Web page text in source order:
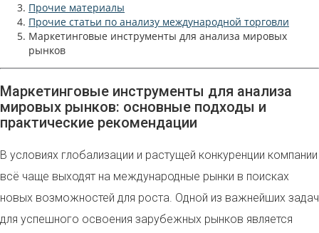
Прочие материалы
Прочие статьи по анализу международной торговли
Маркетинговые инструменты для анализа мировых
рынков
Маркетинговые инструменты для анализа
мировых рынков: основные подходы и
практические рекомендации
В условиях глобализации и растущей конкуренции компании
всё чаще выходят на международные рынки в поисках
новых возможностей для роста. Одной из важнейших задач
для успешного освоения зарубежных рынков является